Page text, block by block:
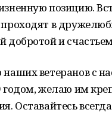
позицию.
в
добротой и
ветеранов с
желаю им
Оставайтесь